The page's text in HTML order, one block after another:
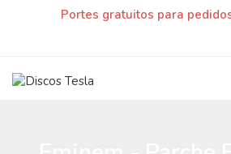
Portes gratuitos para